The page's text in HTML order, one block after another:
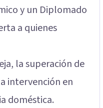
y un Diplomado
a quienes
la superación de
intervención en
doméstica.